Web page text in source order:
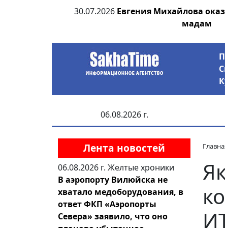
30.07.2026 Евгения Михайлова
мадам
06.08.2026 г.
Лента новостей
06.08.2026 г. Желтые хроники
В аэропорту Вилюйска не
хватало медоборудования, в
ответ ФКП «Аэропорты
Севера» заявило, что оно